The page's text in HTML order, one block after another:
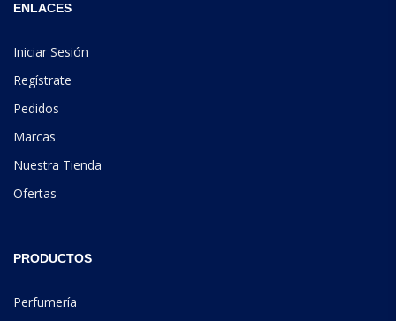
ENLACES
Iniciar Sesión
Regístrate
Pedidos
Marcas
Nuestra Tienda
Ofertas
PRODUCTOS
Perfumería